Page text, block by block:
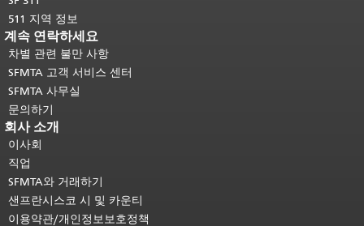
511 지역 정보
계속 연락하세요
차별 관련 불만 사항
SFMTA 고객 서비스 센터
SFMTA 사무실
문의하기
회사 소개
이사회
직업
SFMTA와 거래하기
샌프란시스코 시 및 카운티
이용약관/개인정보보호정책